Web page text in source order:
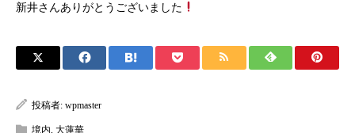
新井さんありがとうございました
投稿者: wpmaster
境内, 大蓮華